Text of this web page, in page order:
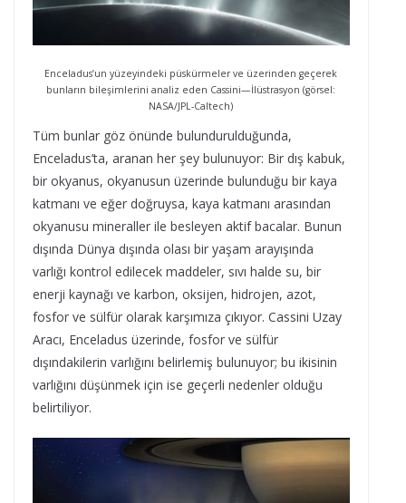
Enceladus’un yüzeyindeki püskürmeler ve üzerinden geçerek
bunların bileşimlerini analiz eden Cassini—İlüstrasyon (görsel:
NASA/JPL-Caltech)
Tüm bunlar göz önünde bulundurulduğunda,
Enceladus’ta, aranan her şey bulunuyor: Bir dış kabuk,
bir okyanus, okyanusun üzerinde bulunduğu bir kaya
katmanı ve eğer doğruysa, kaya katmanı arasından
okyanusu mineraller ile besleyen aktif bacalar. Bunun
dışında Dünya dışında olası bir yaşam arayışında
varlığı kontrol edilecek maddeler, sıvı halde su, bir
enerji kaynağı ve karbon, oksijen, hidrojen, azot,
fosfor ve sülfür olarak karşımıza çıkıyor. Cassini Uzay
Aracı, Enceladus üzerinde, fosfor ve sülfür
dışındakilerin varlığını belirlemiş bulunuyor; bu ikisinin
varlığını düşünmek için ise geçerli nedenler olduğu
belirtiliyor.